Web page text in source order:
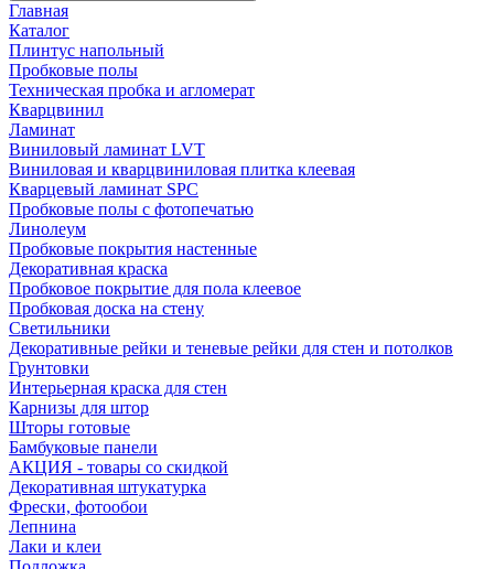
Главная
Каталог
Плинтус напольный
Пробковые полы
Техническая пробка и агломерат
Кварцвинил
Ламинат
Виниловый ламинат LVT
Виниловая и кварцвиниловая плитка клеевая
Кварцевый ламинат SPC
Пробковые полы с фотопечатью
Линолеум
Пробковые покрытия настенные
Декоративная краска
Пробковое покрытие для пола клеевое
Пробковая доска на стену
Светильники
Декоративные рейки и теневые рейки для стен и потолков
Грунтовки
Интерьерная краска для стен
Карнизы для штор
Шторы готовые
Бамбуковые панели
АКЦИЯ - товары со скидкой
Декоративная штукатурка
Фрески, фотообои
Лепнина
Лаки и клеи